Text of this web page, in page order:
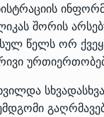
შორის
წელს ორ
ᲙᲣᲚᲢᲣᲠᲐ
თბილისის
ბალეტის…
ᲙᲣᲚᲢᲣᲠᲐ